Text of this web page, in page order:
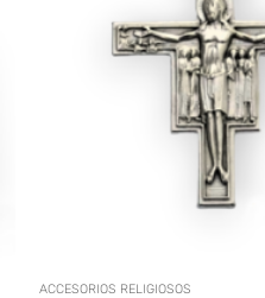
ACCESORIOS RELIGIOSOS